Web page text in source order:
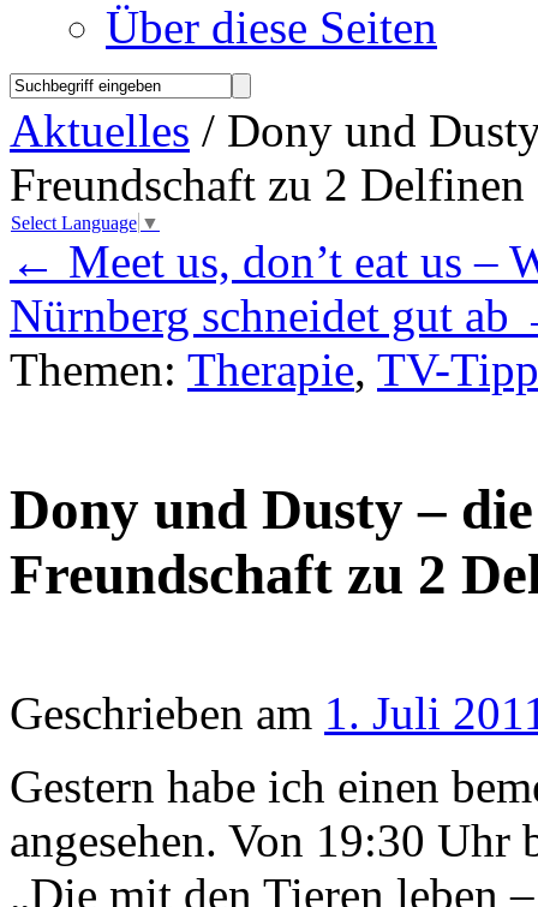
Über diese Seiten
Aktuelles / Dony und
Freundschaft zu 2 Delfinen
Select Language ▼
← Meet us, don’t eat us –
Nürnberg schneidet gut ab
Themen: Therapie, TV-Tipp
Dony und Dusty –
Freundschaft zu 2
Geschrieben am 1. Juli
Gestern habe ich einen
angesehen. Von 19:30
„Die mit den Tieren leben